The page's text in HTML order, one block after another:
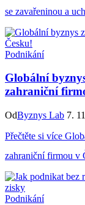
se zavařeninou a
Podnikání
Globální
zahraniční
OdByznys Lab 7.
Přečtěte si více
zahraniční firmou v
Podnikání